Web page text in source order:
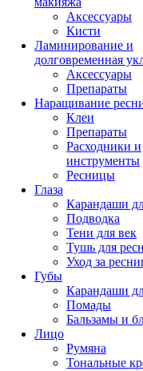
Аксессуары
Кисти
Ламинирование и
долговременная
Аксессуары
Препараты
Наращивание
Клеи
Препараты
Расходники и
инструменты
Ресницы
Глаза
Карандаши
Подводка
Тени для век
Тушь для
Уход за
Губы
Карандаши
Помады
Бальзамы и
Лицо
Румяна
Тональные